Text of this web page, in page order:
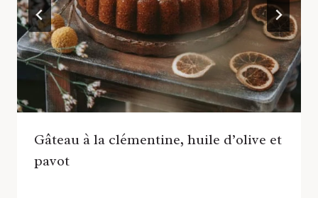
Gâteau à la clémentine, huile d’olive et
pavot